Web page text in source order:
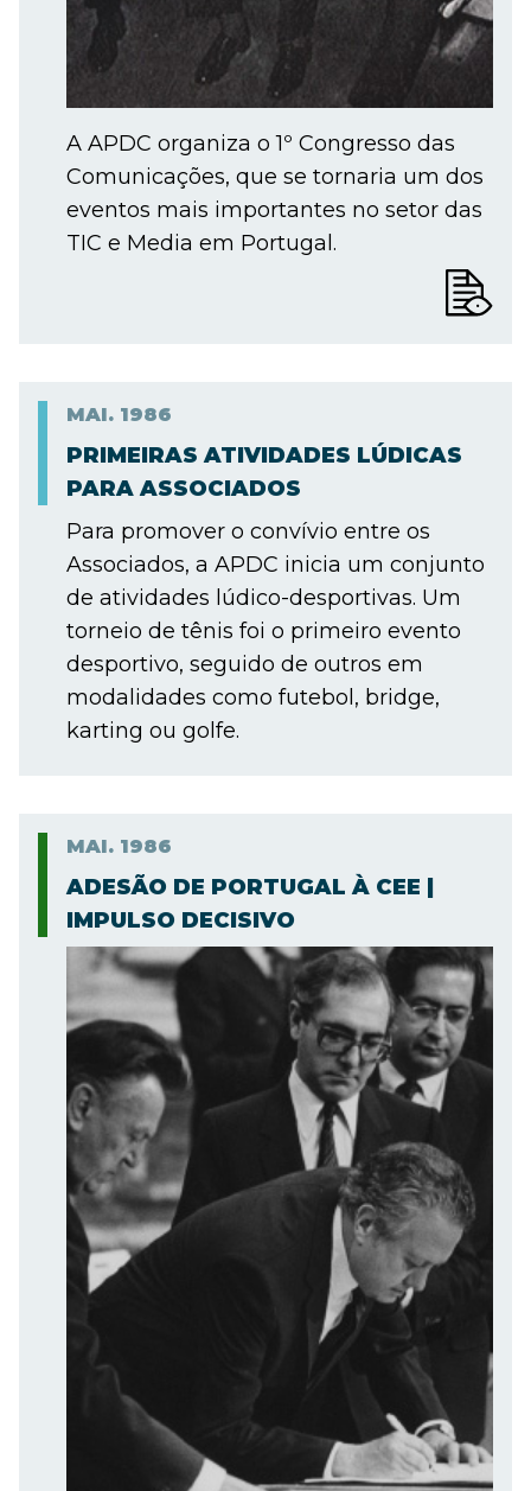
A APDC organiza o 1º Congresso das
Comunicações, que se tornaria um dos
eventos mais importantes no setor das
TIC e Media em Portugal.
MAI. 1986
PRIMEIRAS ATIVIDADES LÚDICAS
PARA ASSOCIADOS
Para promover o convívio entre os
Associados, a APDC inicia um conjunto
de atividades lúdico-desportivas. Um
torneio de tênis foi o primeiro evento
desportivo, seguido de outros em
modalidades como futebol, bridge,
karting ou golfe.
MAI. 1986
ADESÃO DE PORTUGAL À CEE |
IMPULSO DECISIVO